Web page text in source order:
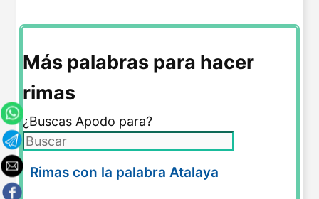
Más palabras para hacer
rimas
¿Buscas Apodo para?
Rimas con la palabra Atalaya